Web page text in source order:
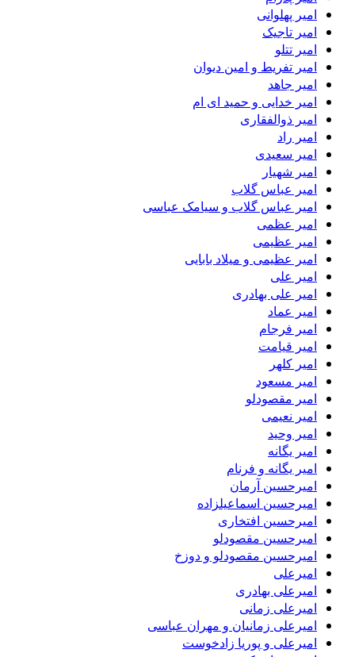
امیر پهلوانی
امیر تاجیک
امیر تتلو
امیر تفریط و امین دیوان
امیر جاهد
امیر خدایی و حمید ای ام
امیر ذوالفقاری
امیر راد
امیر سعیدی
امیر شهیار
امیر عباس گلاب
امیر عباس گلاب و سیامک عباسی
امیر عظمی
امیر عظیمی
امیر عظیمی و میلاد بابایی
امیر علی
امیر علی بهادری
امیر عماد
امیر فرجام
امیر قیامت
امیر کلهر
امیر مسعود
امیر مقصودلو
امیر نعیمی
امیر وحید
امیر یگانه
امیر یگانه و فرنام
امیرحسین آرمان
امیرحسین اسماعیلزاده
امیرحسین افتخاری
امیرحسین مقصودلو
امیرحسین مقصودلو و دوزخ
امیرعلی
امیرعلی بهادری
امیرعلی زمانی
امیرعلی زمانیان و مهران عباسی
امیرعلی و پوریا زادخوست